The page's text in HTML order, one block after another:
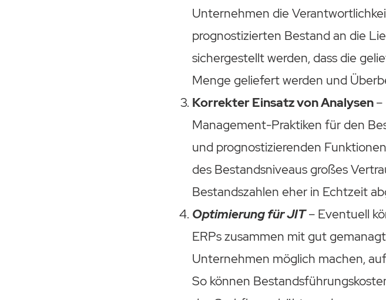
Unternehmen die
prognostizierten Bestand an die
sichergestellt werden, dass die
Menge geliefert werden und
Korrekter Einsatz von Analysen
Management-Praktiken für den
und prognostizierenden
des Bestandsniveaus großes
Bestandszahlen eher in Echtzeit
Optimierung für JIT– Eventuell
ERPs zusammen mit gut
Unternehmen möglich machen,
So können